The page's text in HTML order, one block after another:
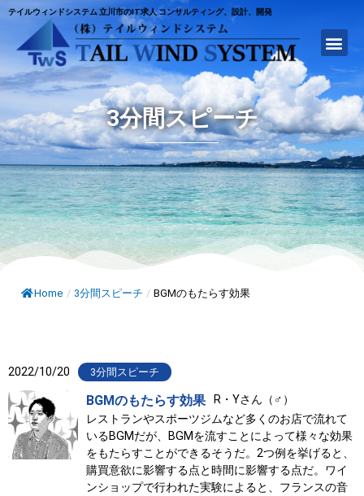
テイルウィンドシステム 立川市のIT求人 コンサルティング、設計、開発
3分間スピーチ
Home / 3分間スピーチ / BGMのもたらす効果
2022/10/20 3分間スピーチ
BGMのもたらす効果
R・Yさん（♂）
レストランやスポーツジムなど多くのお店で流れて
いるBGMだが、BGMを流すことによって様々な効果
をもたらすことができるそうだ。2つ例を挙げると、
購買意欲に影響する点と時間に影響する点だ。ワイ
ンショップで行われた実験によると、フランスの音